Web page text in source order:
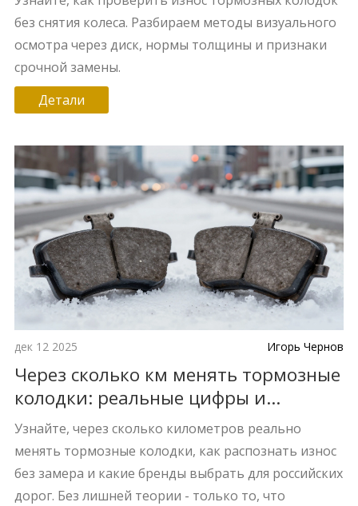
без снятия колеса. Разбираем методы визуального
осмотра через диск, нормы толщины и признаки
срочной замены.
Детали
дек 12 2025 Игорь Чернов
Через сколько км менять тормозные
колодки: реальные цифры и
признаки износа
Узнайте, через сколько километров реально
менять тормозные колодки, как распознать износ
без замера и какие бренды выбрать для российских
дорог. Без лишней теории - только то, что